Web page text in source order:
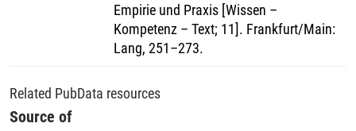
Empirie und Praxis [Wissen –
Kompetenz – Text; 11]. Frankfurt/Main:
Lang, 251–273.
Related PubData resources
Source of